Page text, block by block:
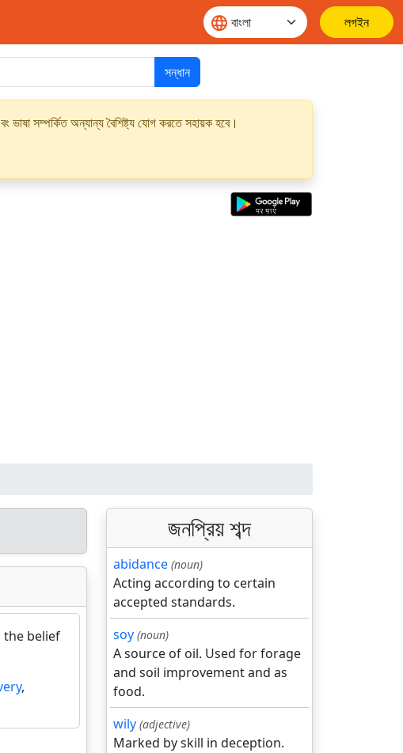
লগইন
সন্ধান
সম্পর্কিত অন্যান্য বৈশিষ্ট্য যোগ করতে সহায়ক হবে।
the belief
,
জনপ্রিয় শব্দ
abidance (noun)
Acting according to certain
accepted standards.
soy (noun)
A source of oil. Used for forage
and soil improvement and as
food.
wily (adjective)
Marked by skill in deception.